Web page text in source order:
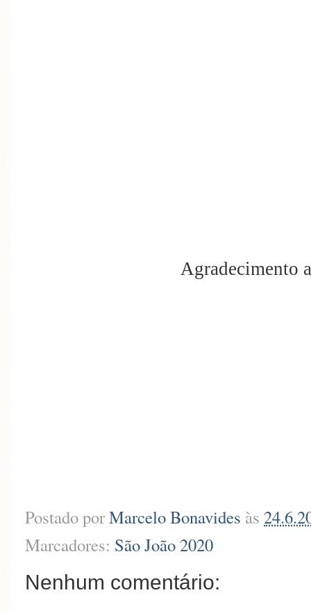
Agradecimento
Postado porMarcelo Bonavides às
Marcadores: São João 2020
Nenhum comentário: